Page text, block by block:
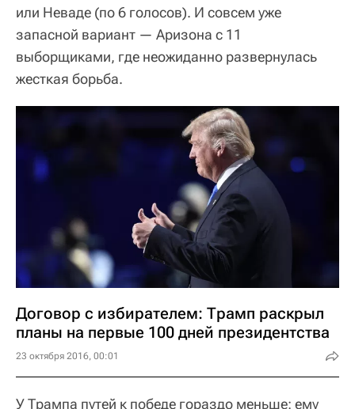
или Неваде (по 6 голосов). И совсем уже
запасной вариант — Аризона с 11
выборщиками, где неожиданно развернулась
жесткая борьба.
Договор с избирателем: Трамп раскрыл
планы на первые 100 дней президентства
23 октября 2016, 00:01
У Трампа путей к победе гораздо меньше: ему